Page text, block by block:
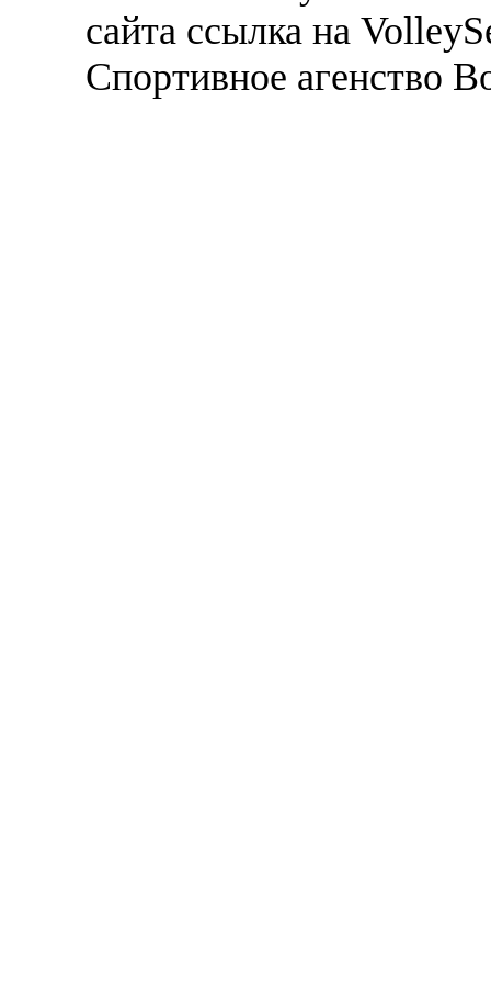
сайта ссылка на
Спортивное агенство